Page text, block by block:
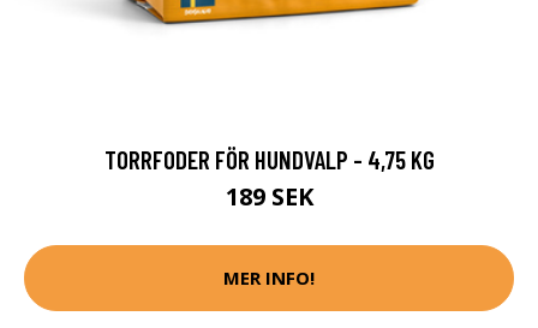
TORRFODER FÖR HUNDVALP - 4,75 KG
189 SEK
MER INFO!